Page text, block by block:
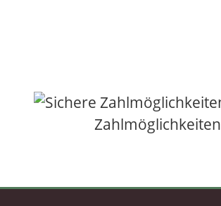
Zahlmöglichkeiten